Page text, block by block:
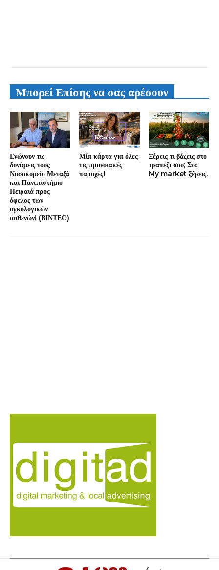
Μπορεί Επίσης να σας αρέσουν
Ενώνουν τις
δυνάμεις τους
Νοσοκομείο Μεταξά
και Πανεπιστήμιο
Πειραιά προς
όφελος των
ογκολογικών
ασθενών! (ΒΙΝΤΕΟ)
Μία κάρτα για όλες
τις προνοιακές
παροχές!
Ξέρεις τι βάζεις στο
τραπέζι σου; Στα
My market ξέρεις.